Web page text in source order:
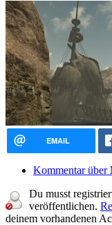
EMAIL
Kommentar über
Du musst
veröffentlichen.
deinem vorhandenen